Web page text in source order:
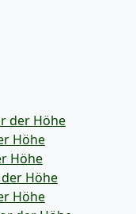
der Höhe
Höhe
Höhe
Höhe
Höhe